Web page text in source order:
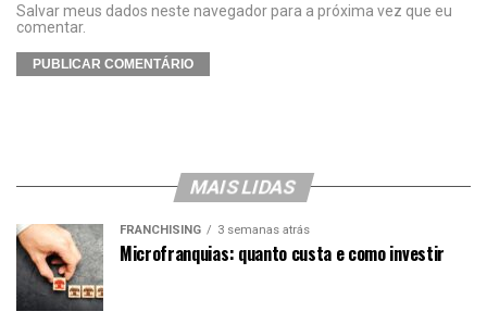
Salvar meus dados neste navegador para a próxima vez que eu
comentar.
MAIS LIDAS
FRANCHISING 3 semanas atrás
Microfranquias: quanto custa e como investir